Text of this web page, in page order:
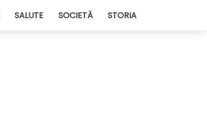
SALUTE SOCIETÀ STORIA